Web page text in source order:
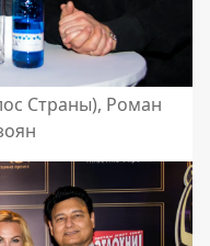
Страны), Роман